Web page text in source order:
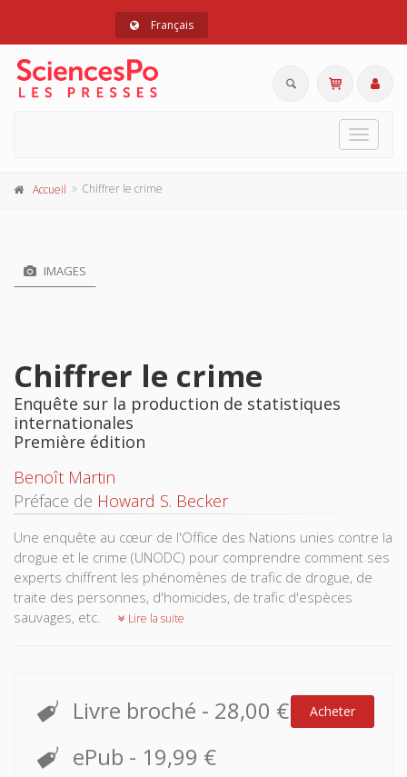
Français
Toggle
Accueil Chiffrer le crime
IMAGES
Chiffrer le crime
Enquête sur la production de statistiques
internationales
Première édition
Benoît Martin
Préface de Howard S. Becker
Une enquête au cœur de l'Office des Nations unies contre la
drogue et le crime (UNODC) pour comprendre comment ses
experts chiffrent les phénomènes de trafic de drogue, de
traite des personnes, d'homicides, de trafic d'espèces
sauvages, etc.
Lire la suite
Livre broché - 28,00 € Acheter
ePub - 19,99 €